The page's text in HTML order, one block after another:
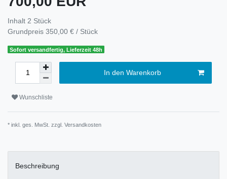
Inhalt 2 Stück
Grundpreis 350,00 € / Stück
Sofort versandfertig, Lieferzeit 48h
In den Warenkorb
Wunschliste
* inkl. ges. MwSt. zzgl. Versandkosten
Beschreibung